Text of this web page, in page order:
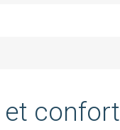
et confort